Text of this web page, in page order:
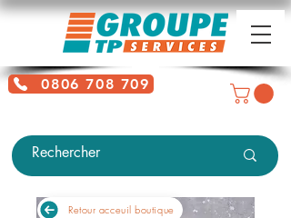
0806 708 709
Retour acceuil boutique